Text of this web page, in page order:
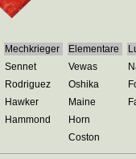
Mechkrieger Elementare
Sennet Vewas
Rodriguez Oshika
Hawker
Maine
Hammond
Horn
Coston